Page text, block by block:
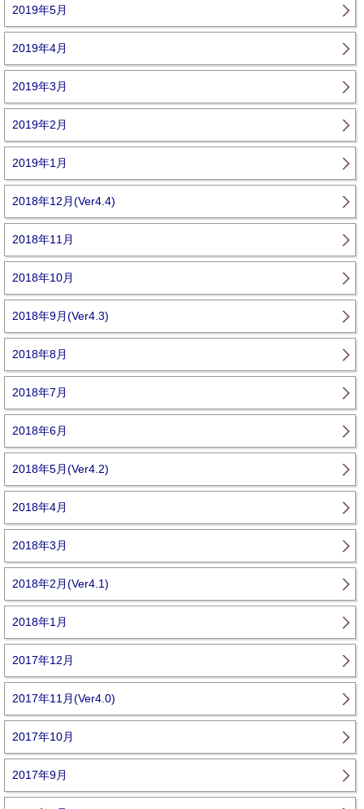
2019年5月
2019年4月
2019年3月
2019年2月
2019年1月
2018年12月(Ver4.4)
2018年11月
2018年10月
2018年9月(Ver4.3)
2018年8月
2018年7月
2018年6月
2018年5月(Ver4.2)
2018年4月
2018年3月
2018年2月(Ver4.1)
2018年1月
2017年12月
2017年11月(Ver4.0)
2017年10月
2017年9月